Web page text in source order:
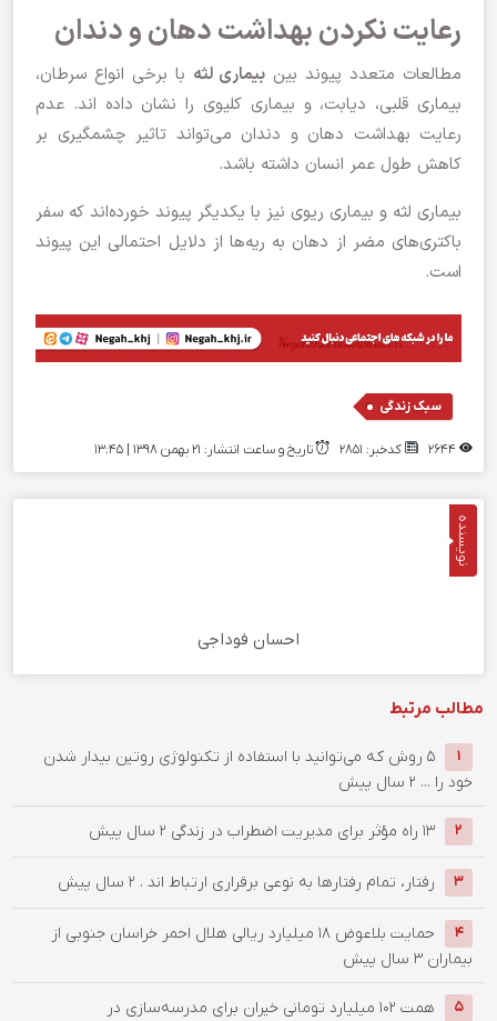
رعایت نکردن بهداشت دهان و دندان
مطالعات متعدد پیوند بین بیماری لثه با برخی انواع سرطان،
بیماری قلبی، دیابت، و بیماری کلیوی را نشان داده ‌اند. عدم
رعایت بهداشت دهان و دندان می‌تواند تاثیر چشمگیری بر
کاهش طول عمر انسان داشته باشد.
بیماری لثه و بیماری ریوی نیز با یکدیگر پیوند خورده‌اند که سفر
باکتری‌های مضر از دهان به ریه‌ها از دلایل احتمالی این پیوند
است.
سبک زندگی
کدخبر: 2851 تاریخ و ساعت انتشار: ۲۱ بهمن ۱۳۹۸ | 13:45
نویسنده
احسان فوداجی
مطالب مرتبط
1
5 روش که می‌توانید با استفاده از تکنولوژی روتین بیدار شدن
خود را ... 2 سال پیش
2 ۱۳ راه مؤثر برای مدیریت اضطراب در زندگی 2 سال پیش
3 رفتار، تمام رفتارها به نوعی برقراری ارتباط اند . 2 سال پیش
4
حمایت بلاعوض ۱۸ میلیارد ریالی هلال احمر خراسان جنوبی از
بیماران 3 سال پیش
5 همت 102 میلیارد تومانی خیران برای مدرسه‌سازی در